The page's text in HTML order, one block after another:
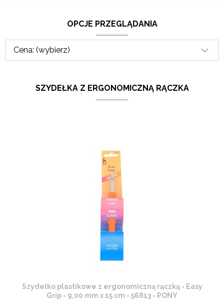
OPCJE PRZEGLĄDANIA
Cena: (wybierz)
SZYDEŁKA Z ERGONOMICZNĄ RĄCZKA
Szydełko plastikowe z ergonomiczną rączką - Easy
Grip - 9,00 mm x 15 cm - 56813 - PONY